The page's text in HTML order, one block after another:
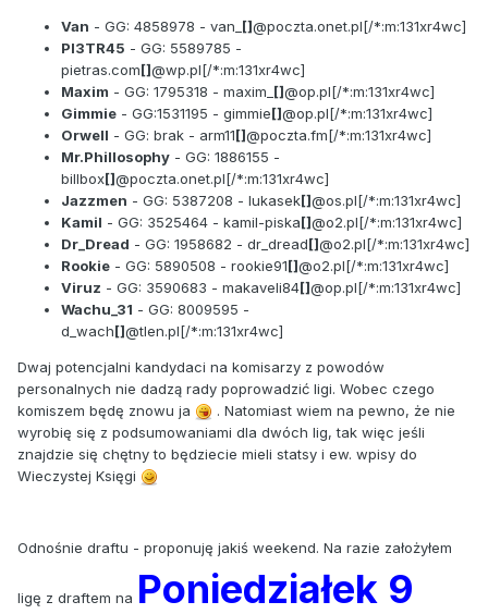
Van - GG: 4858978 - van_ []@poczta.onet.pl[/*:m:131xr4wc]
PI3TR45 - GG: 5589785 -
pietras.com[]@wp.pl[/*:m:131xr4wc]
Maxim - GG: 1795318 - maxim_ []@op.pl[/*:m:131xr4wc]
Gimmie - GG:1531195 - gimmie[]@op.pl[/*:m:131xr4wc]
Orwell - GG: brak - arm11[]@poczta.fm[/*:m:131xr4wc]
Mr.Phillosophy - GG: 1886155 -
billbox[]@poczta.onet.pl[/*:m:131xr4wc]
Jazzmen - GG: 5387208 - lukasek[]@os.pl[/*:m:131xr4wc]
Kamil - GG: 3525464 - kamil-piska[]@o2.pl[/*:m:131xr4wc]
Dr_Dread - GG: 1958682 - dr_dread[]@o2.pl[/*:m:131xr4wc]
Rookie - GG: 5890508 - rookie91[]@o2.pl[/*:m:131xr4wc]
Viruz - GG: 3590683 - makaveli84[]@op.pl[/*:m:131xr4wc]
Wachu_31 - GG: 8009595 -
d_wach[]@tlen.pl[/*:m:131xr4wc]
Dwaj potencjalni kandydaci na komisarzy z powodów
personalnych nie dadzą rady poprowadzić ligi. Wobec czego
komiszem będę znowu ja
. Natomiast wiem na pewno, że nie
wyrobię się z podsumowaniami dla dwóch lig, tak więc jeśli
znajdzie się chętny to będziecie mieli statsy i ew. wpisy do
Wieczystej Księgi
Odnośnie draftu - proponuję jakiś weekend. Na razie założyłem
ligę z draftem na Poniedziałek 9